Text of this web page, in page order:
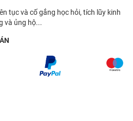
tục và cố gắng học hỏi, tích lũy kinh
và ủng hộ...